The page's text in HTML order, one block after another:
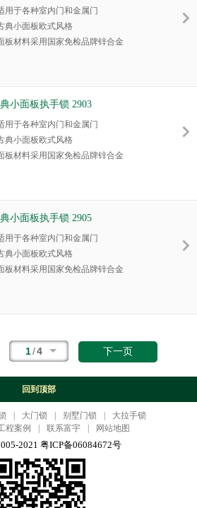
确安装和使用情况下，机械性能保用10年
有美感的外观设计，装饰观赏性附加值极
用于各种室内门和金属门
典小面板欧式风格
板材料采用国家免检品牌锌合金
舵
锁机械结构稳定、坚固，安全系数高
确安装和使用情况下，机械性能保用10年
有美感的外观设计，装饰观赏性附加值极
小面板执手锁 2903
用于各种室内门和金属门
典小面板欧式风格
板材料采用国家免检品牌锌合金
舵
锁机械结构稳定、坚固，安全系数高
确安装和使用情况下，机械性能保用10年
有美感的外观设计，装饰观赏性附加值极
小面板执手锁 2905
用于各种室内门和金属门
典小面板欧式风格
板材料采用国家免检品牌锌合金
舵
确安装和使用情况下，机械性能保用10年
有美感的外观设计，装饰观赏性附加值极
质全铜锁芯，标配5条全铜钥匙
面耐腐蚀盐雾测试高达72小时，适用于各
复杂环境
1/4 下一页
回到顶部
大门锁 别墅门锁
大拉手锁
程案例 联系富宇 网站地图
2021 粤ICP备06084672号